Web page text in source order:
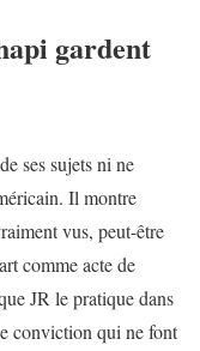
gardent
ses sujets ni ne
Il montre
vus, peut-être
comme acte de
JR le pratique dans
conviction qui ne font